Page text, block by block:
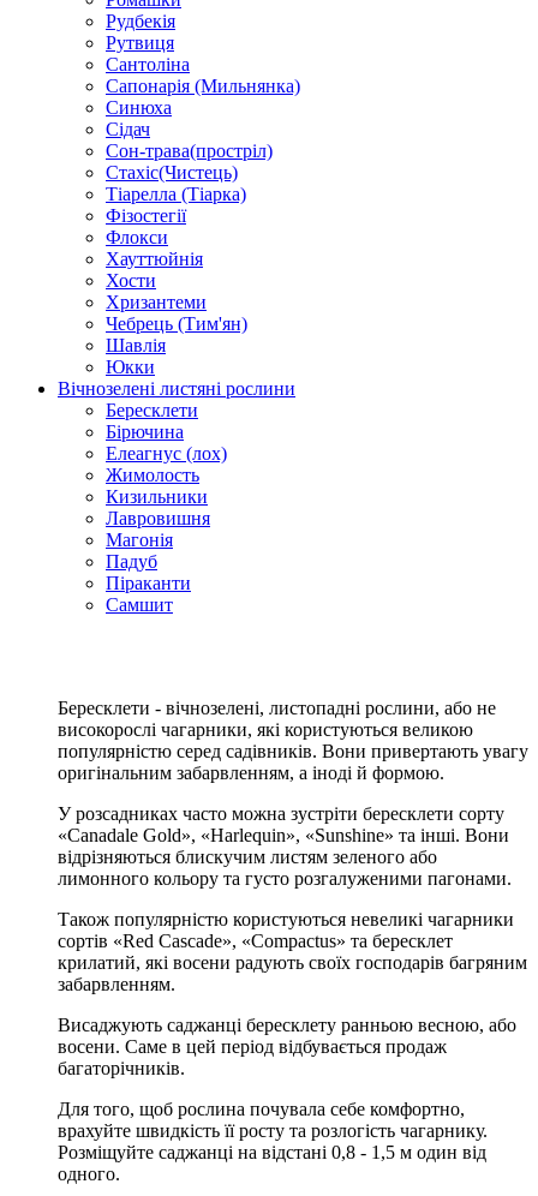
Рудбекія
Рутвиця
Сантоліна
Сапонарія (Мильнянка)
Синюха
Сідач
Сон-трава(простріл)
Стахіс(Чистець)
Тіарелла (Тіарка)
Фізостегії
Флокси
Хауттюйнія
Хости
Хризантеми
Чебрець (Тим'ян)
Шавлія
Юкки
Вічнозелені листяні рослини
Бересклети
Бірючина
Елеагнус (лох)
Жимолость
Кизильники
Лавровишня
Магонія
Падуб
Піраканти
Самшит
Бересклети - вічнозелені, листопадні рослини, або не
високорослі чагарники, які користуються великою
популярністю серед садівників. Вони привертають увагу
оригінальним забарвленням, а іноді й формою.
У розсадниках часто можна зустріти бересклети сорту
«Canadale Gold», «Harlequin», «Sunshine» та інші. Вони
відрізняються блискучим листям зеленого або
лимонного кольору та густо розгалуженими пагонами.
Також популярністю користуються невеликі чагарники
сортів «Red Cascade», «Compactus» та бересклет
крилатий, які восени радують своїх господарів багряним
забарвленням.
Висаджують саджанці бересклету ранньою весною, або
восени. Саме в цей період відбувається продаж
багаторічників.
Для того, щоб рослина почувала себе комфортно,
врахуйте швидкість її росту та розлогість чагарнику.
Розміщуйте саджанці на відстані 0,8 - 1,5 м один від
одного.